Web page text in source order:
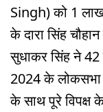
Singh) को 1 लाख
के दारा सिंह
सुधाकर सिंह ने 42
2024 के लोकसभा
के साथ पूरे विपक्ष